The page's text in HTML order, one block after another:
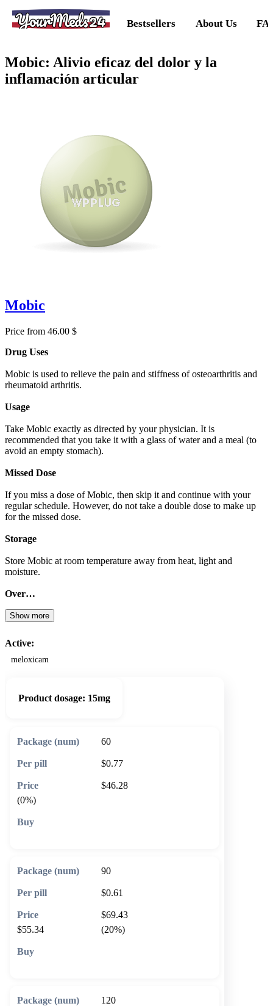
YourMeds24 Bestsellers About Us
Mobic: Alivio eficaz del dolor y la
inflamación articular
Mobic
Price from 46.00 $
Drug Uses
Mobic is used to relieve the pain and stiffness of osteoarthritis and
rheumatoid arthritis.
Usage
Take Mobic exactly as directed by your physician. It is
recommended that you take it with a glass of water and a meal (to
avoid an empty stomach).
Missed Dose
If you miss a dose of Mobic, then skip it and continue with your
regular schedule. However, do not take a double dose to make up
for the missed dose.
Storage
Store Mobic at room temperature away from heat, light and
moisture.
Over…
Show more
Active:
meloxicam
Product dosage: 15mg
60
$0.77
$46.28
(0%)
90
$0.61
$69.43
$55.34
(20%)
120